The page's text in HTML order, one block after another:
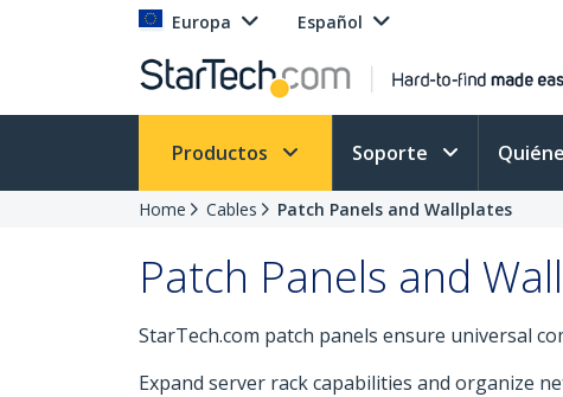
Europa Español
Productos Soporte
Home Cables Patch Panels and Wallplates
Patch Panels and
StarTech.com patch panels ensure universal
Expand server rack capabilities and organize